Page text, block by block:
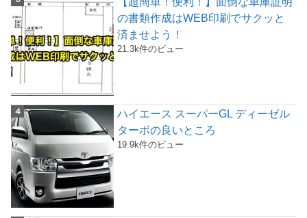
の書類作成はWEB印刷でサクッと
済ませよう！
21.3k件のビュー
ハイエース スーパーGL ディーゼル
ターボの良いところ
19.9k件のビュー